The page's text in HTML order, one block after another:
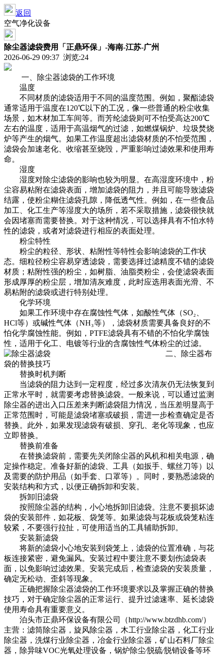
返回
空气净化设备
除尘器滤袋费用「正鼎环保」-海南-江苏-广州
2026-06-29 09:37 浏览:24
一、 除尘器滤袋的工作环境
温度
不同材质的滤袋适用于不同的温度范围。例如，聚酯滤袋
通常适用于温度在120℃以下的工况，像一些普通的粉尘收集
场景，如木材加工车间等。而芳纶滤袋则可不怕受高达200℃
左右的温度，适用于高温烟气的过滤，如燃煤锅炉、垃圾焚烧
炉等产生的烟气。如果工作温度超出滤袋材质的不怕受范围，
滤袋会加速老化、收缩甚至烧毁，严重影响过滤效果和使用寿
命。
湿度
湿度对除尘滤袋的影响也较为明显。在高湿度环境中，粉
尘容易粘附在滤袋表面，增加滤袋的阻力，并且可能导致滤袋
结露，使粉尘糊住滤袋孔隙，降低透气性。例如，在一些食品
加工、化工生产等湿度大的场所，若不采取措施，滤袋很快就
会因堵塞而需要替换。对于这种情况，可以选择具有不怕水特
性的滤袋，或者对滤袋进行相应的表面处理。
粉尘特性
粉尘的粒径、形状、粘附性等特性会影响滤袋的工作状
态。细粒径粉尘容易穿透滤袋，需要选择过滤精度不错的滤袋
材质；粘附性强的粉尘，如树脂、油脂类粉尘，会使滤袋表面
形成厚厚的粉尘层，增加清灰难度，此时应选用表面光滑、不
易粘附的滤袋或进行特别处理。
化学环境
如果工作环境中存在腐蚀性气体，如酸性气体（SO₂、
HCl等）或碱性气体（NH₃等），滤袋材质需要具备良好的不
怕化学腐蚀性能。例如，PTFE滤袋具有不错的不怕化学腐蚀
性，适用于化工、电镀等行业的含腐蚀性气体粉尘的过滤。
二、
除尘器布
袋的替换技巧
替换时机判断
当滤袋的阻力达到一定程度，经过多次清灰仍无法恢复到
正常水平时，就需要考虑替换滤袋。一般来说，可以通过监测
除尘器的进出入口压差来判断滤袋阻力情况，当压差明显高于
正常范围时，可能是滤袋堵塞或破损，需进一步检查确定是否
替换。此外，如果发现滤袋有破损、穿孔、老化等现象，也应
立即替换。
替换前准备
在替换滤袋前，需要先关闭除尘器的风机和相关电源，确
定操作稳定。准备好新的滤袋、工具（如扳手、螺丝刀等）以
及需要的防护用品（如手套、口罩等）。同时，要熟悉滤袋的
安装结构和方式，以便正确拆卸和安装。
拆卸旧滤袋
按照除尘器的结构，小心地拆卸旧滤袋。注意不要损坏滤
袋的安装部件，如花板、袋笼等。如果滤袋与花板或袋笼粘连
较紧，不要强行拉扯，可使用适当的工具辅助拆卸。
安装新滤袋
将新的滤袋小心地安装到袋笼上，滤袋的位置准确，与花
板连接紧密，避免漏风。安装过程中要注意不要划伤滤袋表
面，以免影响过滤效果。安装完成后，检查滤袋的安装质量，
确定无松动、歪斜等现象。
正确把握除尘器滤袋的工作环境要求以及掌握正确的替换
技巧，对于确定除尘器的正常运行、提升过滤速率、延长滤袋
使用寿命具有重要意义。
泊头市正鼎环保设备有限公司
（http://www.btzdhb.com/）
主营：滤筒除尘器，旋风除尘器，木工行业除尘器，化工行业
除尘器， 洗煤行业除尘器 ， 冶金行业除尘器 ， 矿山石料厂除尘
器 ， 除异味VOC光氧处理设备 ，锅炉除尘∕脱硫∕脱销设备等环